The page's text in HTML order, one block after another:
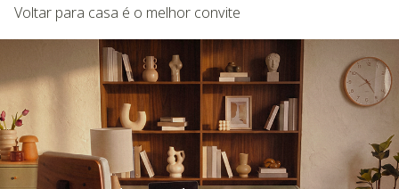
Voltar para casa é o melhor convite